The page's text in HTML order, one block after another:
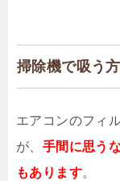
掃除機で吸う
エアコンのフィ
が、 手間に思う
もあります。